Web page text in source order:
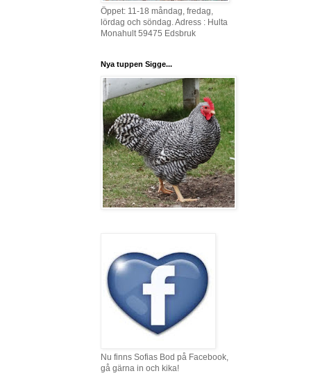
Öppet: 11-18 måndag, fredag,
lördag och söndag. Adress : Hulta
Monahult 59475 Edsbruk
Nya tuppen Sigge...
Nu finns Sofias Bod på Facebook,
gå gärna in och kika!